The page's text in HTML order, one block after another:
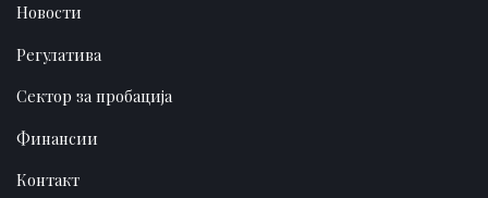
Новости
Регулатива
Сектор за пробација
Финансии
Контакт